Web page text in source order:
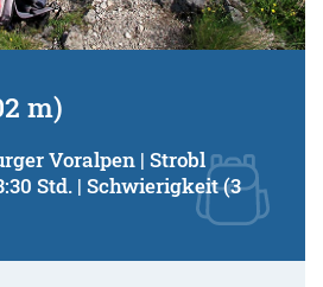
m)
Voralpen | Strobl
Std. | Schwierigkeit (3